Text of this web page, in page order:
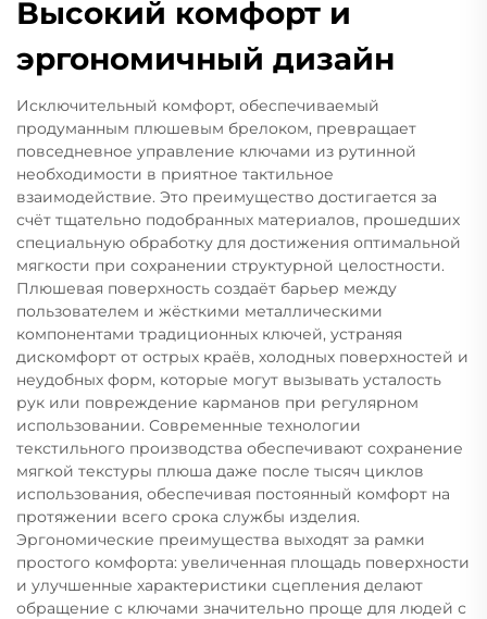
Высокий комфорт и
эргономичный дизайн
Исключительный комфорт, обеспечиваемый
продуманным плюшевым брелоком, превращает
повседневное управление ключами из рутинной
необходимости в приятное тактильное
взаимодействие. Это преимущество достигается за
счёт тщательно подобранных материалов, прошедших
специальную обработку для достижения оптимальной
мягкости при сохранении структурной целостности.
Плюшевая поверхность создаёт барьер между
пользователем и жёсткими металлическими
компонентами традиционных ключей, устраняя
дискомфорт от острых краёв, холодных поверхностей и
неудобных форм, которые могут вызывать усталость
рук или повреждение карманов при регулярном
использовании. Современные технологии
текстильного производства обеспечивают сохранение
мягкой текстуры плюша даже после тысяч циклов
использования, обеспечивая постоянный комфорт на
протяжении всего срока службы изделия.
Эргономические преимущества выходят за рамки
простого комфорта: увеличенная площадь поверхности
и улучшенные характеристики сцепления делают
обращение с ключами значительно проще для людей с